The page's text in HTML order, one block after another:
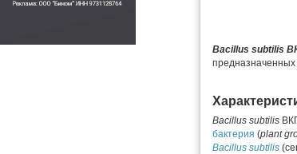
Bacillus subtilis
Bacillus subtilis
бактерия (plant
Bacillus subtilis